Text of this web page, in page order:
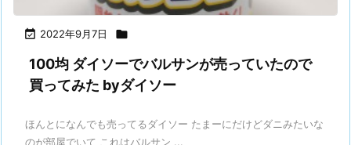
 2022年9月7日 
100均 ダイソーでバルサンが売っていたので
買ってみた byダイソー
ほんとになんでも売ってるダイソー たまーにだけどダニみたいな
のが部屋でいて これはバルサン ...